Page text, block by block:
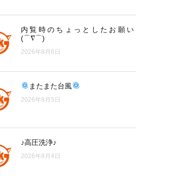
内覧時のちょっとしたお願い
(⌒∇⌒)
2026年8月6日
またまた台風
2026年8月5日
♪高圧洗浄♪
2026年8月4日